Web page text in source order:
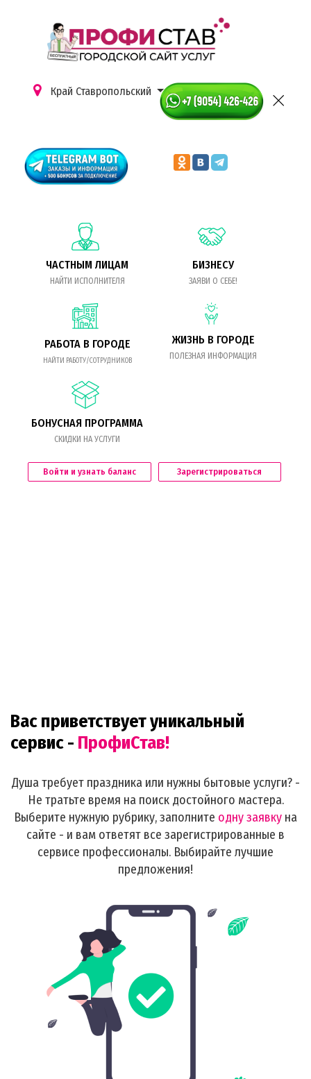
Край Ставропольский
ЧАСТНЫМ ЛИЦАМ
НАЙТИ ИСПОЛНИТЕЛЯ
БИЗНЕСУ
ЗАЯВИ О СЕБЕ!
РАБОТА В ГОРОДЕ
НАЙТИ РАБОТУ/СОТРУДНИКОВ
ЖИЗНЬ В ГОРОДЕ
ПОЛЕЗНАЯ ИНФОРМАЦИЯ
БОНУСНАЯ ПРОГРАММА
СКИДКИ НА УСЛУГИ
Войти и узнать баланс Зарегистрироваться
Вас приветствует уникальный
сервис - ПрофиСтав!
Душа требует праздника или нужны бытовые услуги? -
Не тратьте время на поиск достойного мастера.
Выберите нужную рубрику, заполните одну заявку на
сайте - и вам ответят все зарегистрированные в
сервисе профессионалы. Выбирайте лучшие
предложения!